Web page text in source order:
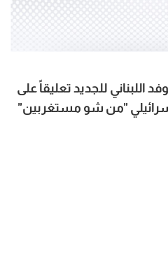
اللبناني للجديد تعليقاً على
"من شو مستغربين"